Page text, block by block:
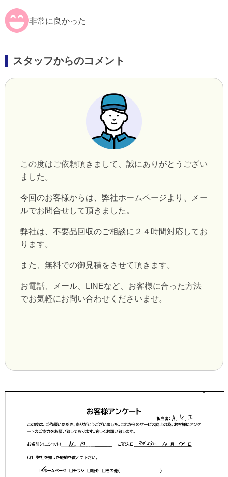
非常に良かった
スタッフからのコメント
この度はご依頼頂きまして、誠にありがとうござい
ました。
今回のお客様からは、弊社ホームページより、メー
ルでお問合せして頂きました。
弊社は、不要品回収のご相談に２４時間対応してお
ります。
また、無料での御見積をさせて頂きます。
お電話、メール、LINEなど、お客様に合った方法
でお気軽にお問い合わせくださいませ。